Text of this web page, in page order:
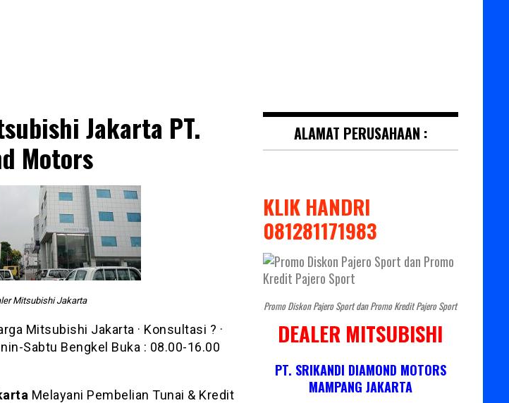
Jakarta PT.
Motors
Mitsubishi Jakarta
Mitsubishi Jakarta · Konsultasi ? ·
Sabtu Bengkel Buka : 08.00-16.00
Melayani Pembelian Tunai & Kredit
ALAMAT PERUSAHAAN :
KLIK HANDRI
081281171983
Promo Diskon Pajero Sport dan Promo Kredit Pajero Sport
DEALER MITSUBISHI
PT. SRIKANDI DIAMOND MOTORS
MAMPANG JAKARTA